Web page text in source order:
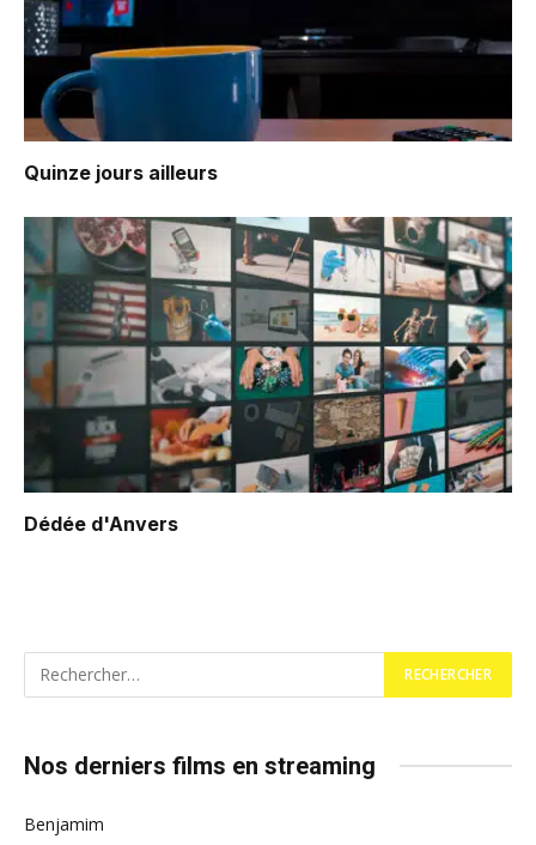
Quinze jours ailleurs
Dédée d'Anvers
Nos derniers films en streaming
Benjamim